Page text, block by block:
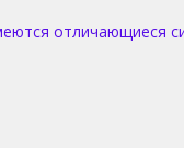
отличающиеся